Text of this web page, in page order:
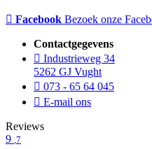
Facebook Bezoek onze
Contactgegevens
Industrieweg 34
5262 GJ Vught
073 - 65 64 045
E-mail ons
Reviews
9 ,7